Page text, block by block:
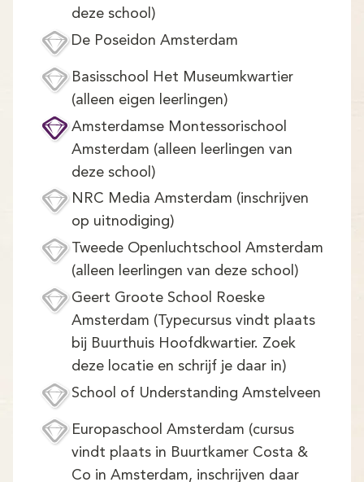
deze school)
De Poseidon Amsterdam
Basisschool Het Museumkwartier
(alleen eigen leerlingen)
Amsterdamse Montessorischool
Amsterdam (alleen leerlingen van
deze school)
NRC Media Amsterdam (inschrijven
op uitnodiging)
Tweede Openluchtschool Amsterdam
(alleen leerlingen van deze school)
Geert Groote School Roeske
Amsterdam (Typecursus vindt plaats
bij Buurthuis Hoofdkwartier. Zoek
deze locatie en schrijf je daar in)
School of Understanding Amstelveen
Europaschool Amsterdam (cursus
vindt plaats in Buurtkamer Costa &
Co in Amsterdam, inschrijven daar